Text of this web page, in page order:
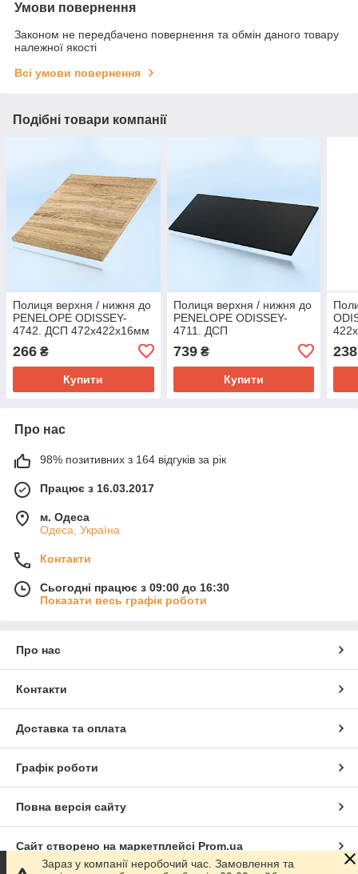
Умови повернення
Законом не передбачено повернення та обмін даного товару
належної якості
Всі умови повернення
Подібні товари компанії
Полиця верхня / нижня до
PENELOPE ODISSEY-
4742. ДСП 472х422х16мм
266 ₴
Купити
Полиця верхня / нижня до
PENELOPE ODISSEY-
4711. ДСП
739₴
Купити
238
Про нас
98% позитивних з 164 відгуків за рік
Працює з 16.03.2017
м. Одеса
Одеса, Україна
Контакти
Сьогодні працює з 09:00 до 16:30
Показати весь графік роботи
Про нас
Контакти
Доставка та оплата
Графік роботи
Повна версія сайту
Сайт створено на маркетплейсі Prom.ua
Зараз у компанії неробочий час. Замовлення та